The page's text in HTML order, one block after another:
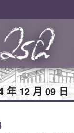
年 12 月 09 日